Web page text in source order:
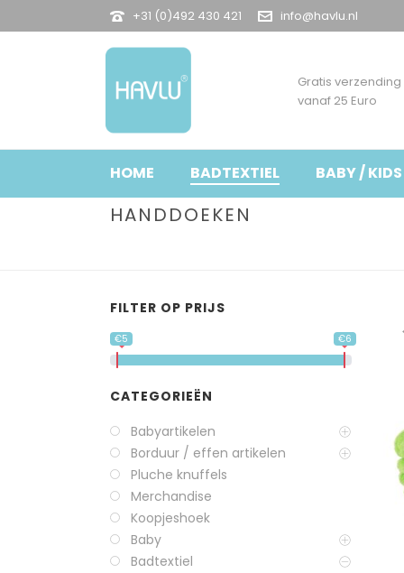
+31 (0)492 430 421 info@havlu.nl
Gratis verzending
vanaf 25 Euro
HOME BADTEXTIEL BABY / KIDS
HANDDOEKEN
FILTER OP PRIJS
€5 €6
CATEGORIEËN
Babyartikelen
Borduur / effen artikelen
Pluche knuffels
Merchandise
Koopjeshoek
Baby
Badtextiel